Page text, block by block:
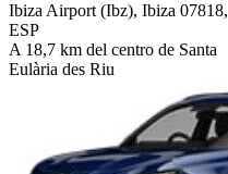
Ibiza Airport (Ibz), Ibiza 07818,
ESP
A 18,7 km del centro de Santa
Eulària des Riu